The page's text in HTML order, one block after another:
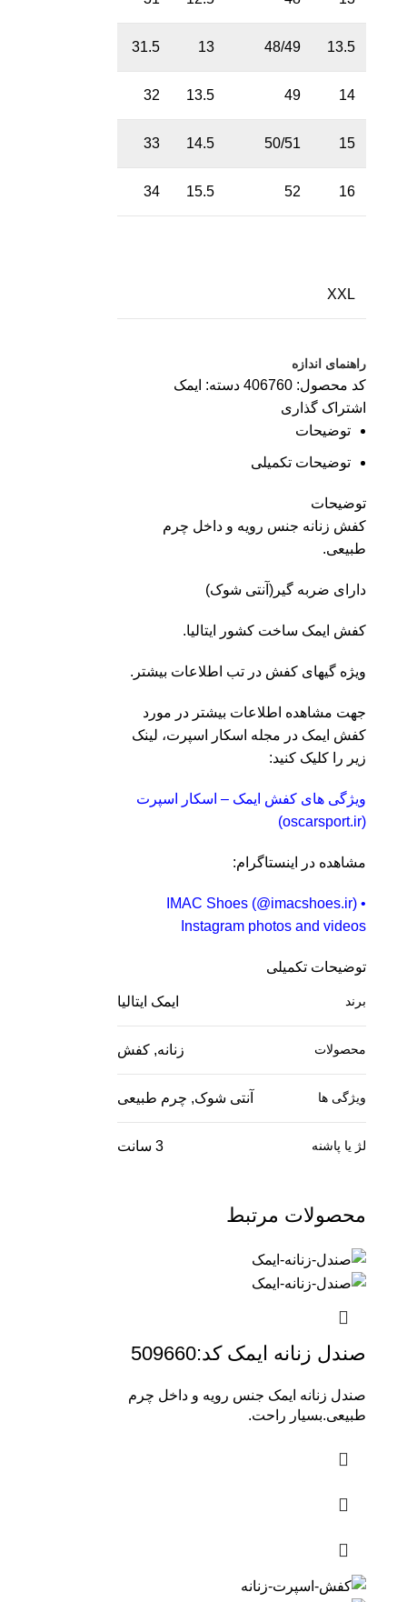
13.5
48/49
13
31.5
14
49
13.5
32
15
50/51
14.5
33
16
52
15.5
34
XXL
راهنمای اندازه
کد محصول: 406760 دسته: ایمک
اشتراک گذاری
توضیحات
توضیحات تکمیلی
توضیحات
کفش زنانه جنس رویه و داخل چرم
طبیعی.
دارای ضربه گیر(آنتی شوک)
کفش ایمک ساخت کشور ایتالیا.
ویژه گیهای کفش در تب اطلاعات بیشتر.
جهت مشاهده اطلاعات بیشتر در مورد
کفش ایمک در مجله اسکار اسپرت، لینک
زیر را کلیک کنید:
ویژگی های کفش ایمک – اسکار اسپرت
(oscarsport.ir)
مشاهده در اینستاگرام:
IMAC Shoes (@imacshoes.ir) •
Instagram photos and videos
توضیحات تکمیلی
برند ایمک ایتالیا
محصولات زنانه, کفش
ویژگی ها آنتی شوک, چرم طبیعی
لژ یا پاشنه 3 سانت
محصولات مرتبط
صندل زنانه ایمک کد:509660
صندل زنانه ایمک جنس رویه و داخل چرم
طبیعی.بسیار راحت.